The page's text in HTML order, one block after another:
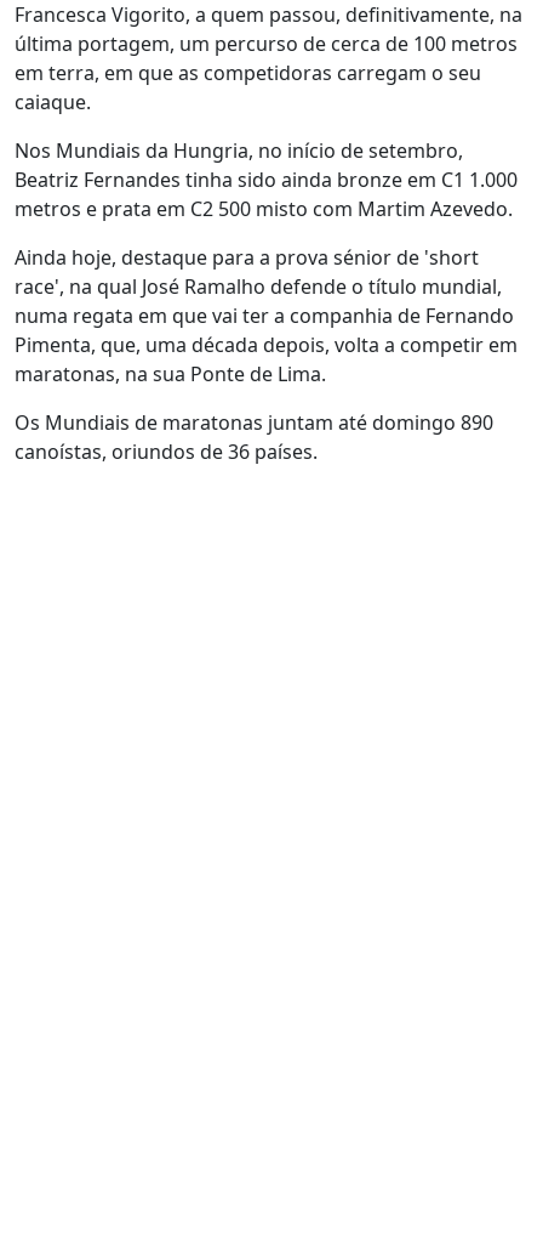
Francesca Vigorito, a quem passou, definitivamente, na
última portagem, um percurso de cerca de 100 metros
em terra, em que as competidoras carregam o seu
caiaque.
Nos Mundiais da Hungria, no início de setembro,
Beatriz Fernandes tinha sido ainda bronze em C1 1.000
metros e prata em C2 500 misto com Martim Azevedo.
Ainda hoje, destaque para a prova sénior de 'short
race', na qual José Ramalho defende o título mundial,
numa regata em que vai ter a companhia de Fernando
Pimenta, que, uma década depois, volta a competir em
maratonas, na sua Ponte de Lima.
Os Mundiais de maratonas juntam até domingo 890
canoístas, oriundos de 36 países.